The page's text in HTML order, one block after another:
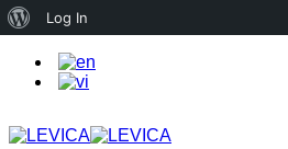
About
WordPress
Log In